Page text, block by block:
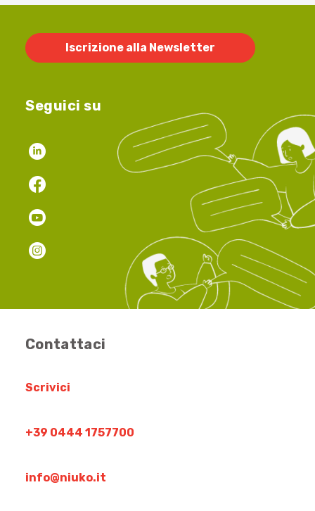
Iscrizione alla Newsletter
Seguici su
Contattaci
Scrivici
+39 0444 1757700
info@niuko.it